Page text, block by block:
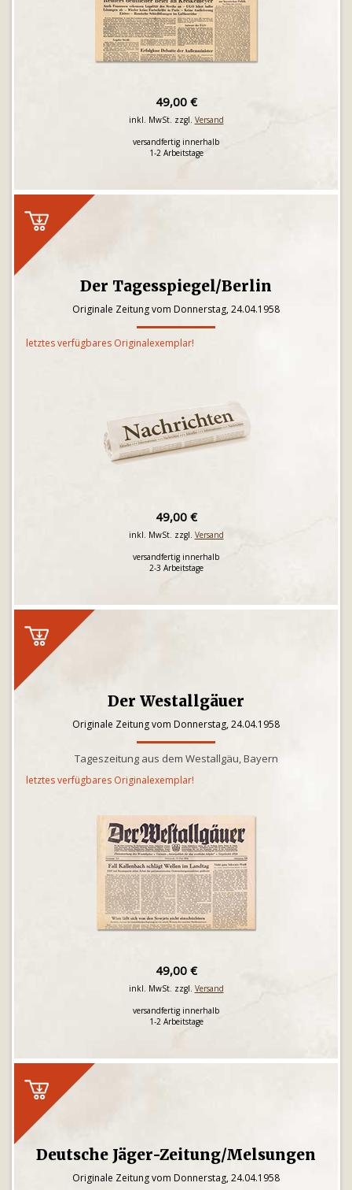
49,00 €
inkl. MwSt. zzgl. Versand
versandfertig innerhalb
1-2 Arbeitstage
Der Tagesspiegel/Berlin
Originale Zeitung vom Donnerstag, 24.04.1958
letztes verfügbares Originalexemplar!
49,00 €
inkl. MwSt. zzgl. Versand
versandfertig innerhalb
2-3 Arbeitstage
Der Westallgäuer
Originale Zeitung vom Donnerstag, 24.04.1958
Tageszeitung aus dem Westallgäu, Bayern
letztes verfügbares Originalexemplar!
49,00 €
inkl. MwSt. zzgl. Versand
versandfertig innerhalb
1-2 Arbeitstage
Deutsche Jäger-Zeitung/Melsungen
Originale Zeitung vom Donnerstag, 24.04.1958